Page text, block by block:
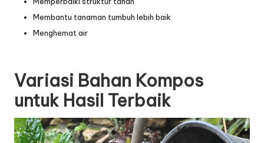
Membantu tanaman tumbuh lebih baik
Menghemat air
Variasi Bahan Kompos
untuk Hasil Terbaik